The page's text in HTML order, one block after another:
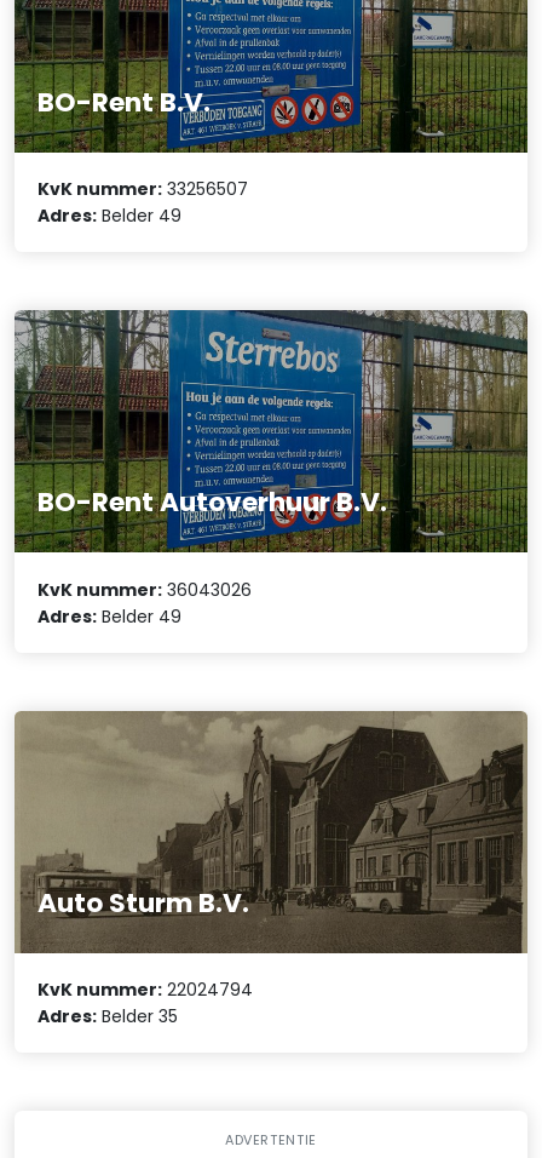
BO-Rent B.V.
KvK nummer: 33256507
Adres: Belder 49
BO-Rent Autoverhuur B.V.
KvK nummer: 36043026
Adres: Belder 49
Auto Sturm B.V.
KvK nummer: 22024794
Adres: Belder 35
ADVERTENTIE